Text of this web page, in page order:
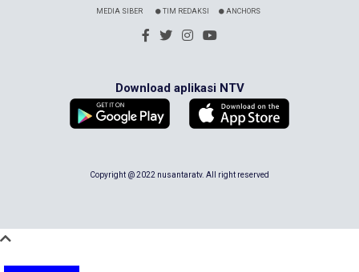
MEDIA SIBER TIM REDAKSI ANCHORS
Download aplikasi NTV
Copyright @ 2022 nusantaratv. All right reserved